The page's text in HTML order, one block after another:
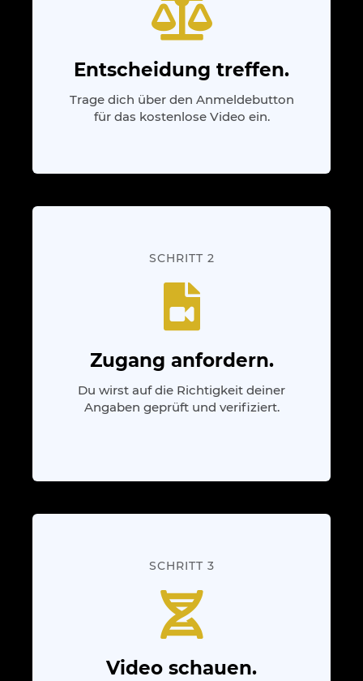
Entscheidung treffen.
Trage dich über den Anmeldebutton
für das kostenlose Video ein.
SCHRITT 2
Zugang anfordern.
Du wirst auf die Richtigkeit deiner
Angaben geprüft und verifiziert.
SCHRITT 3
Video schauen.